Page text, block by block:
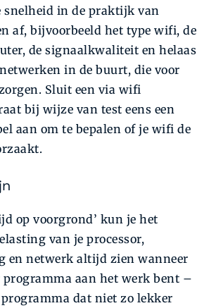
in de praktijk van
af, bijvoorbeeld het type wifi, de
de signaalkwaliteit en helaas
in de buurt, die voor
Sluit een via wifi
bij wijze van test eens een
aan om te bepalen of je wifi de
op voorgrond’ kun je het
van je processor,
en netwerk altijd zien wanneer
programma aan het werk bent –
dat niet zo lekker